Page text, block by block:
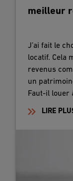
meilleur
J’ai fait le
locatif. Cela
revenus
un
Faut-il louer
LIRE